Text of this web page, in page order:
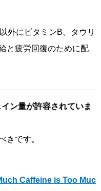
外にビタミンB、タウリ
と疲労回復のために配
ン量が許容されていま
きです。
Caffeine is Too Muc